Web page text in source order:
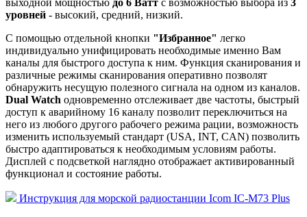
уровней - высокий, средний, низкий.
С помощью отдельной кнопки "Избранное" легко
индивидуально унифицировать необходимые именно Вам
каналы для быстрого доступа к ним. Функция сканирования и
различные режимы сканирования оперативно позволят
обнаружить несущую полезного сигнала на одном из каналов.
Dual Watch одновременно отслеживает две частоты, быстрый
доступ к аварийному 16 каналу позволит переключиться на
него из любого другого рабочего режима рации, возможность
изменить используемый стандарт (USA, INT, CAN) позволить
быстро адаптироваться к необходимым условиям работы.
Дисплей с подсветкой наглядно отображает активированный
функционал и состояние работы.
Инструкция для морской радиостанции Icom IC-M73 Plus